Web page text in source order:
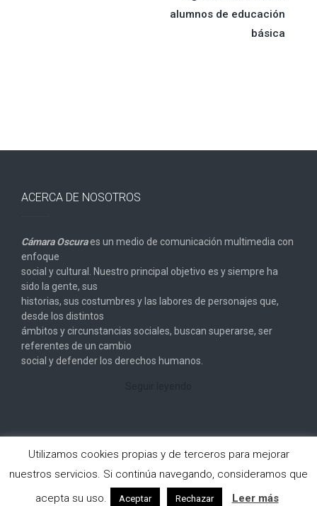
alumnos de educación
básica
ACERCA DE NOSOTROS
Cámara Oscuraes un medio de comunicación multimedia con
enfoque
social y cultural. Nuestro principal objetivo es y siempre ha
sido la gente, sus
historias, sus costumbres y las labores de personajes que,
desde los distintos
ámbitos y circunstancias sociales, buscan superarse, ser
referentes de un cambio
social y defender los derechos humanos.
Copyright © 2026Cámara Oscura. All rights reserved.
Designed by
FameThemes
Utilizamos cookies propias y de terceros para mejorar
nuestros servicios. Si continúa navegando, consideramos que
acepta su uso.
Aceptar Rechazar Leer más